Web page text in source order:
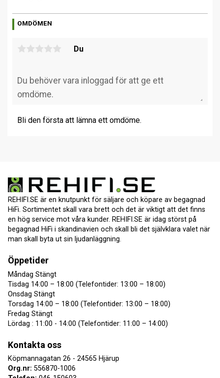
OMDÖMEN
Du
Bli den första att lämna ett omdöme.
REHIFI.SE är en knutpunkt för säljare och köpare av begagnad
HiFi. Sortimentet skall vara brett och det är viktigt att det finns
en hög service mot våra kunder. REHIFI.SE är idag störst på
begagnad HiFi i skandinavien och skall bli det självklara valet när
man skall byta ut sin ljudanläggning.
Öppetider
Måndag Stängt
Tisdag 14:00 – 18:00 (Telefontider: 13:00 – 18:00)
Onsdag Stängt
Torsdag 14:00 – 18:00 (Telefontider: 13:00 – 18:00)
Fredag Stängt
Lördag : 11:00 - 14:00 (Telefontider: 11:00 – 14:00)
Kontakta oss
Köpmannagatan 26 - 24565 Hjärup
Org.nr: 556870-1006